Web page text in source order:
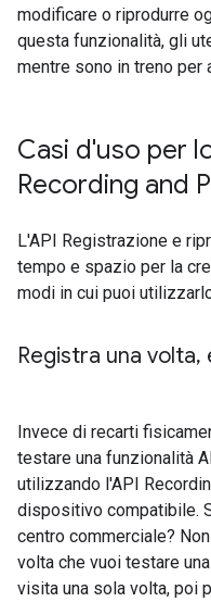
modificare o riprodurre
questa funzionalità, gli
mentre sono in treno per
Casi d'uso per
Recording and
L'API Registrazione e
tempo e spazio per la
modi in cui puoi
Registra una volta,
Invece di recarti
testare una funzionalità
utilizzando l'API
dispositivo compatibile.
centro commerciale?
volta che vuoi testare
visita una sola volta, poi